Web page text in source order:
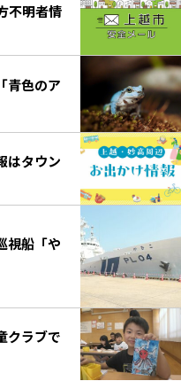
不明者情
青色のア
はタウン
視船「や
クラブで